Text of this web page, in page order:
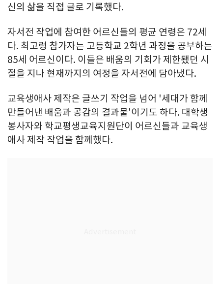
신의 삶을 직접 글로 기록했다.
자서전 작업에 참여한 어르신들의 평균 연령은 72세
다. 최고령 참가자는 고등학교 2학년 과정을 공부하는
85세 어르신이다. 이들은 배움의 기회가 제한됐던 시
절을 지나 현재까지의 여정을 자서전에 담아냈다.
교육생애사 제작은 글쓰기 작업을 넘어 '세대가 함께
만들어낸 배움과 공감의 결과물'이기도 하다. 대학생
봉사자와 학교평생교육지원단이 어르신들과 교육생
애사 제작 작업을 함께했다.